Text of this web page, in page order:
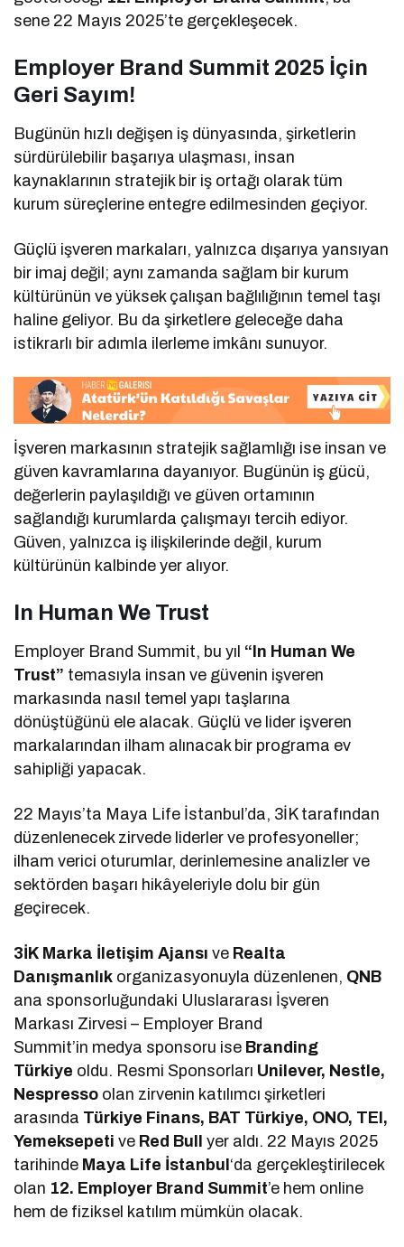
sene 22 Mayıs 2025’te gerçekleşecek.
Employer Brand Summit 2025 İçin
Geri Sayım!
Bugünün hızlı değişen iş dünyasında, şirketlerin
sürdürülebilir başarıya ulaşması, insan
kaynaklarının stratejik bir iş ortağı olarak tüm
kurum süreçlerine entegre edilmesinden geçiyor.
Güçlü işveren markaları, yalnızca dışarıya yansıyan
bir imaj değil; aynı zamanda sağlam bir kurum
kültürünün ve yüksek çalışan bağlılığının temel taşı
haline geliyor. Bu da şirketlere geleceğe daha
istikrarlı bir adımla ilerleme imkânı sunuyor.
İşveren markasının stratejik sağlamlığı ise insan ve
güven kavramlarına dayanıyor. Bugünün iş gücü,
değerlerin paylaşıldığı ve güven ortamının
sağlandığı kurumlarda çalışmayı tercih ediyor.
Güven, yalnızca iş ilişkilerinde değil, kurum
kültürünün kalbinde yer alıyor.
In Human We Trust
Employer Brand Summit, bu yıl “In Human We
Trust” temasıyla insan ve güvenin işveren
markasında nasıl temel yapı taşlarına
dönüştüğünü ele alacak. Güçlü ve lider işveren
markalarından ilham alınacak bir programa ev
sahipliği yapacak.
22 Mayıs’ta Maya Life İstanbul’da, 3İK tarafından
düzenlenecek zirvede liderler ve profesyoneller;
ilham verici oturumlar, derinlemesine analizler ve
sektörden başarı hikâyeleriyle dolu bir gün
geçirecek.
3İK Marka İletişim Ajansıve Realta
Danışmanlık organizasyonuyla düzenlenen, QNB
ana sponsorluğundaki Uluslararası İşveren
Markası Zirvesi – Employer Brand
Summit’in medya sponsoru ise Branding
Türkiye oldu. Resmi Sponsorları Unilever, Nestle,
Nespresso olan zirvenin katılımcı şirketleri
arasında Türkiye Finans, BAT Türkiye, ONO, TEI,
Yemeksepetive Red Bullyer aldı. 22 Mayıs 2025
tarihinde Maya Life İstanbul ‘da gerçekleştirilecek
olan 12. Employer Brand Summit’e hem online
hem de fiziksel katılım mümkün olacak.